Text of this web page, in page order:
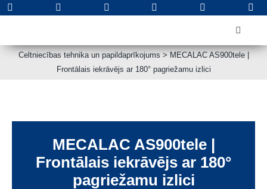
Skip
Toggle
PAR
Celtniecības tehnika un papildaprīkojums > MECALAC AS900tele |
Frontālais iekrāvējs ar 180° pagriežamu izlici
MECALAC AS900tele |
Frontālais iekrāvējs ar 180°
pagriežamu izlici